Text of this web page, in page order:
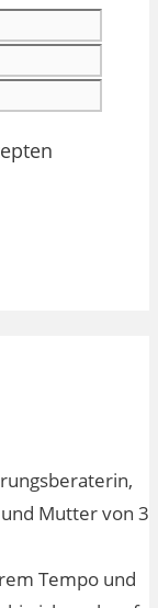
Mutter von 3
Tempo und